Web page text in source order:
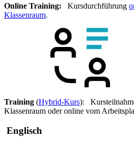
Online Training: Kursdurchführung
Klassenraum.
Training (Hybrid-Kurs):
Klassenraum oder online vom
Englisch